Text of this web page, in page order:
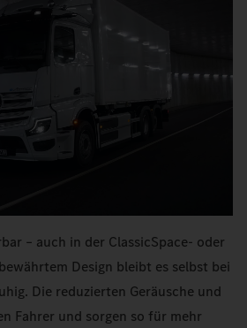
– auch in der ClassicSpace- oder
Design bleibt es selbst bei
Die reduzierten Geräusche und
Fahrer und sorgen so für mehr